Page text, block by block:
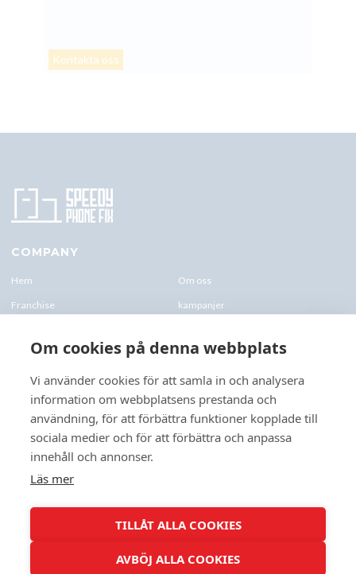
Kontakta oss
COMPANY
Hem Om oss
Franchise kampanjer
Företagskund & Utbildning FAQs
CONTACTS
+46 070 0122 333
Företagsvägen 10, 227 61 Lund
Lund@speedyphonefix.net
Om cookies på denna webbplats
Vi använder cookies för att samla in och analysera
information om webbplatsens prestanda och
användning, för att förbättra funktioner kopplade till
sociala medier och för att förbättra och anpassa
innehåll och annonser.
Läs mer
TILLÅT ALLA COOKIES
AVBÖJ ALLA COOKIES